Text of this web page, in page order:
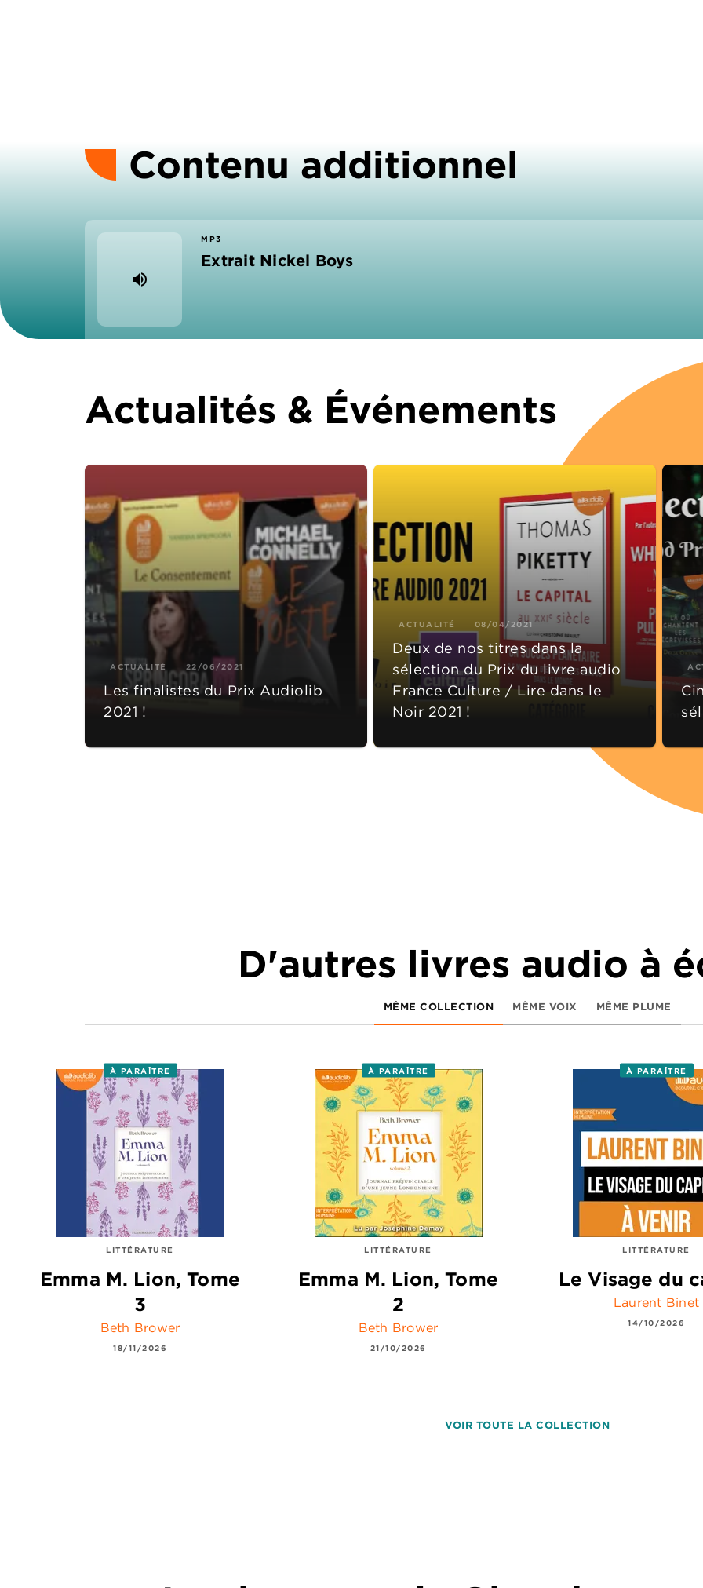
Contenu additionnel
volume_up
MP3
Extrait Nickel Boys
Actualités & Événements
ACTUALITÉ 22/06/2021
Les finalistes du Prix Audiolib
2021 !
ACTUALITÉ 08/04/2021
Deux de nos titres dans la
sélection du Prix du livre audio
France Culture / Lire dans le
Noir 2021 !
D'autres livres audio à
MÊME COLLECTION MÊME VOIX MÊME PLUME
À PARAÎTRE
LITTÉRATURE
Emma M. Lion, Tome
3
Beth Brower
18/11/2026
À PARAÎTRE
LITTÉRATURE
Emma M. Lion, Tome
2
Beth Brower
21/10/2026
À PARAÎTRE
LITTÉRATURE
Le Visage du
Laurent Binet
14/10/2026
VOIR TOUTE LA COLLECTION